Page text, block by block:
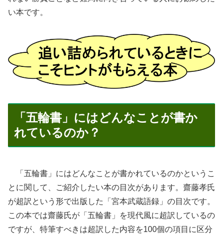
い本です。
「五輪書」にはどんなことが書か
れているのか？
「五輪書」にはどんなことが書かれているのかというこ
とに関して、ご紹介したい本の目次があります。齋藤孝氏
が超訳という形で出版した「宮本武蔵語録」の目次です。
この本では齋藤氏が「五輪書」を現代風に超訳しているの
ですが、特筆すべきは超訳した内容を100個の項目に区分